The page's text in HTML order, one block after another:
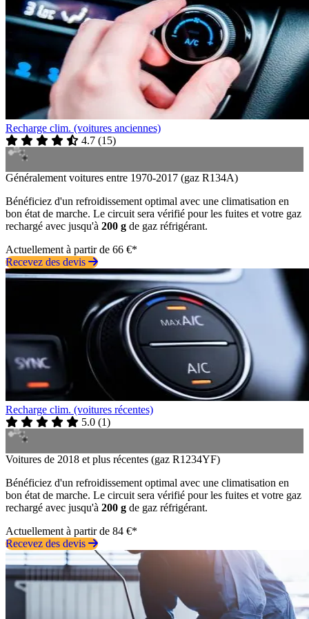
Recharge clim. (voitures anciennes)
4.7 (15)
Généralement voitures entre 1970-2017 (gaz R134A)
Bénéficiez d'un refroidissement optimal avec une climatisation en
bon état de marche. Le circuit sera vérifié pour les fuites et votre gaz
rechargé avec jusqu'à 200 g de gaz réfrigérant.
Actuellement à partir de 66 €*
Recevez des devis
Recharge clim. (voitures récentes)
5.0 (1)
Voitures de 2018 et plus récentes (gaz R1234YF)
Bénéficiez d'un refroidissement optimal avec une climatisation en
bon état de marche. Le circuit sera vérifié pour les fuites et votre gaz
rechargé avec jusqu'à 200 g de gaz réfrigérant.
Actuellement à partir de 84 €*
Recevez des devis